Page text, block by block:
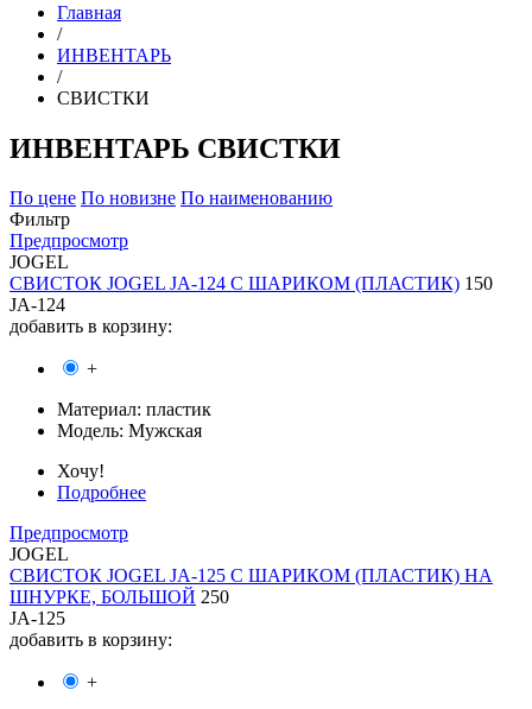
Главная
/
ИНВЕНТАРЬ
/
СВИСТКИ
ИНВЕНТАРЬ СВИСТКИ
По цене По новизне По наименованию
Фильтр
Предпросмотр
JOGEL
СВИСТОК JOGEL JA-124 С ШАРИКОМ (ПЛАСТИК) 150
JA-124
добавить в корзину:
+
Материал: пластик
Модель: Мужская
Хочу!
Подробнее
Предпросмотр
JOGEL
СВИСТОК JOGEL JA-125 С ШАРИКОМ (ПЛАСТИК) НА
ШНУРКЕ, БОЛЬШОЙ 250
JA-125
добавить в корзину:
+